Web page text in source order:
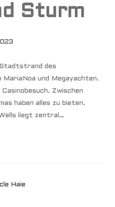
Sturm
des
MariaNoa und Megayachten.
Zwischen
haben alles zu bieten.
liegt zentral…